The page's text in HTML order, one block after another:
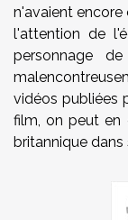
n'avaient encore
l'attention de
personnage
vidéos publiées
film, on peut en
britannique